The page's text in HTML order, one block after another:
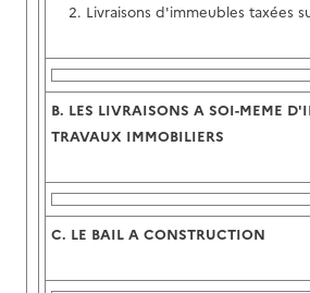
2. Livraisons d'immeubles taxées
B. LES LIVRAISONS A SOI-MEME
TRAVAUX IMMOBILIERS
C. LE BAIL A CONSTRUCTION